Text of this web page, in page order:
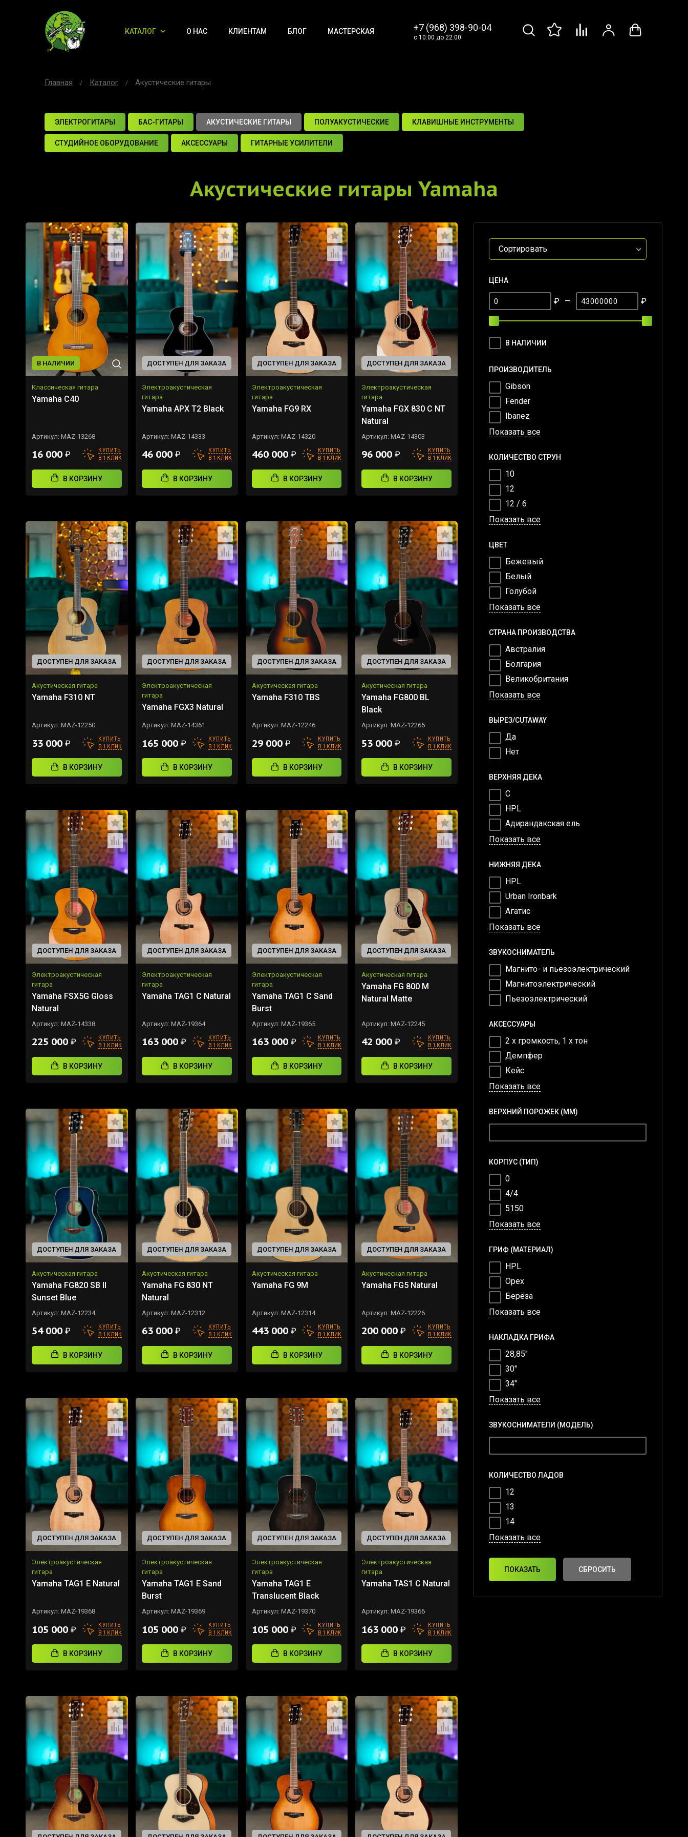
КАТАЛОГ О НАС КЛИЕНТАМ БЛОГ МАСТЕРСКАЯ +7 (968) 398-90-04
с 10:00 до 22:00
Главная Каталог Акустические гитары
ЭЛЕКТРОГИТАРЫ БАС-ГИТАРЫ АКУСТИЧЕСКИЕ ГИТАРЫ ПОЛУАКУСТИЧЕСКИЕ КЛАВИШНЫЕ ИНСТРУМЕНТЫ
СТУДИЙНОЕ ОБОРУДОВАНИЕ АКСЕССУАРЫ ГИТАРНЫЕ УСИЛИТЕЛИ
Акустические гитары Yamaha
Сортировать
ЦЕНА
₽ — ₽
В НАЛИЧИИ
ПРОИЗВОДИТЕЛЬ
Gibson
Fender
Ibanez
Показать все
КОЛИЧЕСТВО СТРУН
10
12
12 / 6
Показать все
ЦВЕТ
Бежевый
Белый
Голубой
Показать все
СТРАНА ПРОИЗВОДСТВА
Австралия
Болгария
Великобритания
Показать все
ВЫРЕЗ/CUTAWAY
Да
Нет
ВЕРХНЯЯ ДЕКА
C
HPL
Адирандакская ель
Показать все
НИЖНЯЯ ДЕКА
HPL
Urban Ironbark
Агатис
Показать все
ЗВУКОСНИМАТЕЛЬ
Магнито- и пьезоэлектрический
Магнитоэлектрический
Пьезоэлектрический
АКСЕССУАРЫ
2 х громкость, 1 х тон
Демпфер
Кейс
Показать все
ВЕРХНИЙ ПОРОЖЕК (MM)
КОРПУС (ТИП)
0
4/4
5150
Показать все
ГРИФ (МАТЕРИАЛ)
HPL
Oрех
Берёза
Показать все
НАКЛАДКА ГРИФА
28,85"
30"
34"
Показать все
ЗВУКОСНИМАТЕЛИ (МОДЕЛЬ)
КОЛИЧЕСТВО ЛАДОВ
12
13
14
Показать все
ПОКАЗАТЬ СБРОСИТЬ
В НАЛИЧИИ
Классическая гитара
Yamaha C40
Артикул: MAZ-13268
16 000 ₽
КУПИТЬ
В 1 КЛИК
В КОРЗИНУ
ДОСТУПЕН ДЛЯ ЗАКАЗА
Электроакустическая
гитара
Yamaha APX T2 Black
Артикул: MAZ-14333
46 000 ₽
КУПИТЬ
В 1 КЛИК
В КОРЗИНУ
ДОСТУПЕН ДЛЯ ЗАКАЗА
Электроакустическая
гитара
Yamaha FG9 RX
Артикул: MAZ-14320
460 000 ₽
КУПИТЬ
В 1 КЛИК
В КОРЗИНУ
ДОСТУПЕН ДЛЯ ЗАКАЗА
Электроакустическая
гитара
Yamaha FGX 830 C NT
Natural
Артикул:MAZ-14303
96 000₽
КУПИТЬ
В 1 КЛИК
В КОРЗИНУ
ДОСТУПЕН ДЛЯ ЗАКАЗА
Акустическая гитара
Yamaha F310 NT
Артикул: MAZ-12250
33 000 ₽
КУПИТЬ
В 1 КЛИК
В КОРЗИНУ
ДОСТУПЕН ДЛЯ ЗАКАЗА
Электроакустическая
гитара
Yamaha FGX3 Natural
Артикул: MAZ-14361
165 000 ₽
КУПИТЬ
В 1 КЛИК
В КОРЗИНУ
ДОСТУПЕН ДЛЯ ЗАКАЗА
Акустическая гитара
Yamaha F310 TBS
Артикул: MAZ-12246
29 000 ₽
КУПИТЬ
В 1 КЛИК
В КОРЗИНУ
ДОСТУПЕН ДЛЯ ЗАКАЗА
Акустическая гитара
Yamaha FG800 BL
Black
Артикул:MAZ-12265
53 000₽
КУПИТЬ
В 1 КЛИК
В КОРЗИНУ
ДОСТУПЕН ДЛЯ ЗАКАЗА
Электроакустическая
гитара
Yamaha FSX5G Gloss
Natural
Артикул: MAZ-14338
225 000 ₽
КУПИТЬ
В 1 КЛИК
В КОРЗИНУ
ДОСТУПЕН ДЛЯ ЗАКАЗА
Электроакустическая
гитара
Yamaha TAG1 C Natural
Артикул: MAZ-19364
163 000 ₽
КУПИТЬ
В 1 КЛИК
В КОРЗИНУ
ДОСТУПЕН ДЛЯ ЗАКАЗА
Электроакустическая
гитара
Yamaha TAG1 C Sand
Burst
Артикул: MAZ-19365
163 000 ₽
КУПИТЬ
В 1 КЛИК
В КОРЗИНУ
ДОСТУПЕН ДЛЯ ЗАКАЗА
Акустическая гитара
Yamaha FG 800 M
Natural Matte
Артикул:MAZ-12245
42 000₽
КУПИТЬ
В 1 КЛИК
В КОРЗИНУ
ДОСТУПЕН ДЛЯ ЗАКАЗА
Акустическая гитара
Yamaha FG820 SB II
Sunset Blue
Артикул: MAZ-12234
54 000 ₽
КУПИТЬ
В 1 КЛИК
В КОРЗИНУ
ДОСТУПЕН ДЛЯ ЗАКАЗА
Акустическая гитара
Yamaha FG 830 NT
Natural
Артикул: MAZ-12312
63 000 ₽
КУПИТЬ
В 1 КЛИК
В КОРЗИНУ
ДОСТУПЕН ДЛЯ ЗАКАЗА
Акустическая гитара
Yamaha FG 9M
Артикул: MAZ-12314
443 000 ₽
КУПИТЬ
В 1 КЛИК
В КОРЗИНУ
ДОСТУПЕН ДЛЯ ЗАКАЗА
Акустическая гитара
Yamaha FG5 Natural
Артикул:MAZ-12226
200 000₽
КУПИТЬ
В 1 КЛИК
В КОРЗИНУ
ДОСТУПЕН ДЛЯ ЗАКАЗА
Электроакустическая
гитара
Yamaha TAG1 E Natural
Артикул: MAZ-19368
105 000 ₽
КУПИТЬ
В 1 КЛИК
В КОРЗИНУ
ДОСТУПЕН ДЛЯ ЗАКАЗА
Электроакустическая
гитара
Yamaha TAG1 E Sand
Burst
Артикул: MAZ-19369
105 000 ₽
КУПИТЬ
В 1 КЛИК
В КОРЗИНУ
ДОСТУПЕН ДЛЯ ЗАКАЗА
Электроакустическая
гитара
Yamaha TAG1 E
Translucent Black
Артикул: MAZ-19370
105 000 ₽
КУПИТЬ
В 1 КЛИК
В КОРЗИНУ
ДОСТУПЕН ДЛЯ ЗАКАЗА
Электроакустическая
гитара
Yamaha TAS1 C Natural
Артикул:MAZ-19366
163 000₽
КУПИТЬ
В 1 КЛИК
В КОРЗИНУ